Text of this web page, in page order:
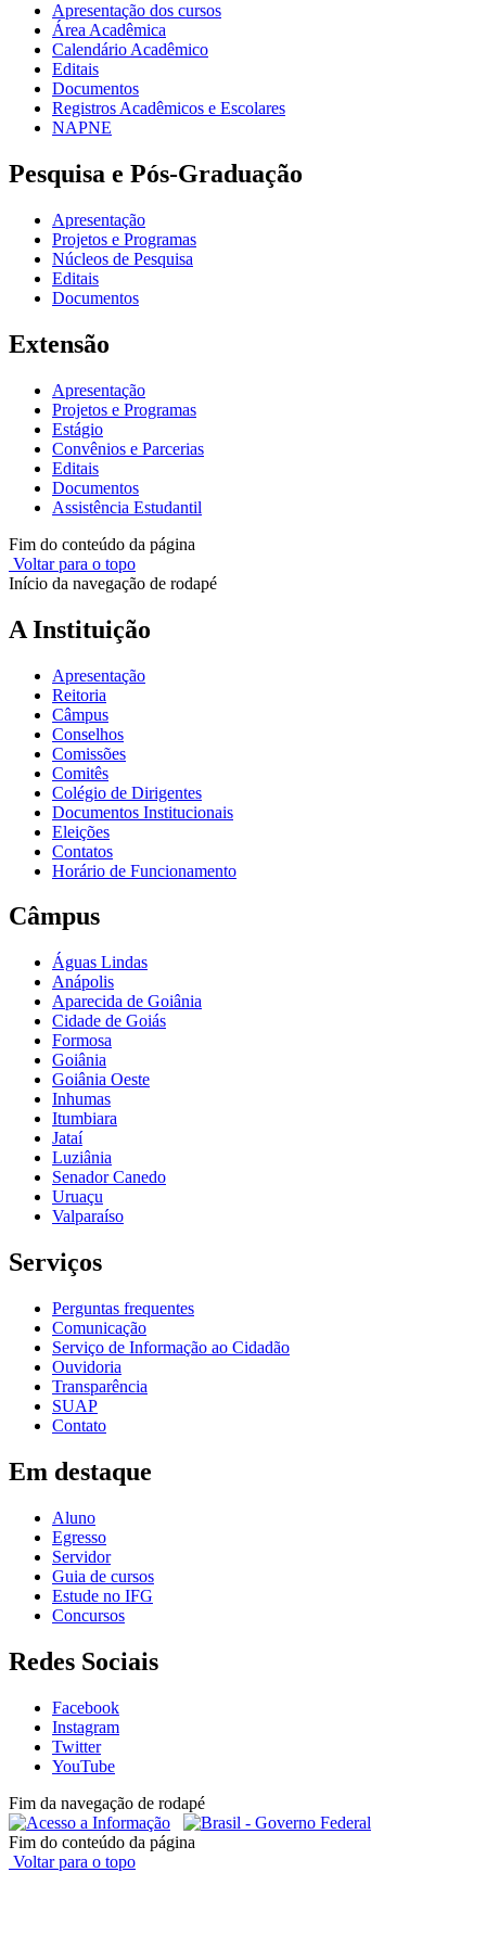
Apresentação dos cursos
Área Acadêmica
Calendário Acadêmico
Editais
Documentos
Registros Acadêmicos e Escolares
NAPNE
Pesquisa e Pós-Graduação
Apresentação
Projetos e Programas
Núcleos de Pesquisa
Editais
Documentos
Extensão
Apresentação
Projetos e Programas
Estágio
Convênios e Parcerias
Editais
Documentos
Assistência Estudantil
Fim do conteúdo da página
Voltar para o topo
Início da navegação de rodapé
A Instituição
Apresentação
Reitoria
Câmpus
Conselhos
Comissões
Comitês
Colégio de Dirigentes
Documentos Institucionais
Eleições
Contatos
Horário de Funcionamento
Câmpus
Águas Lindas
Anápolis
Aparecida de Goiânia
Cidade de Goiás
Formosa
Goiânia
Goiânia Oeste
Inhumas
Itumbiara
Jataí
Luziânia
Senador Canedo
Uruaçu
Valparaíso
Serviços
Perguntas frequentes
Comunicação
Serviço de Informação ao Cidadão
Ouvidoria
Transparência
SUAP
Contato
Em destaque
Aluno
Egresso
Servidor
Guia de cursos
Estude no IFG
Concursos
Redes Sociais
Facebook
Instagram
Twitter
YouTube
Fim da navegação de rodapé
Fim do conteúdo da página
Voltar para o topo